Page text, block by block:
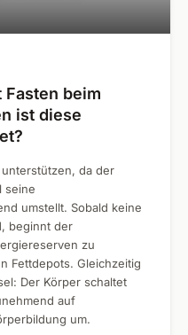
beim
ist diese
da der
seine
umstellt. Sobald keine
beginnt der
zu
Fettdepots. Gleichzeitig
Der Körper schaltet
auf
um.